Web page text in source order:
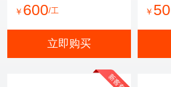
￥ 600/工
立即购买
￥